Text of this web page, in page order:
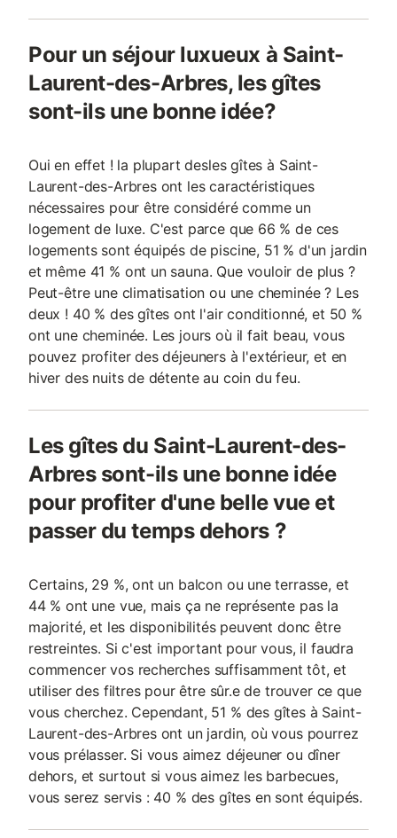
Pour un séjour luxueux à Saint-
Laurent-des-Arbres, les gîtes
sont-ils une bonne idée?
Oui en effet ! la plupart desles gîtes à Saint-
Laurent-des-Arbres ont les caractéristiques
nécessaires pour être considéré comme un
logement de luxe. C'est parce que 66 % de ces
logements sont équipés de piscine, 51 % d'un jardin
et même 41 % ont un sauna. Que vouloir de plus ?
Peut-être une climatisation ou une cheminée ? Les
deux ! 40 % des gîtes ont l'air conditionné, et 50 %
ont une cheminée. Les jours où il fait beau, vous
pouvez profiter des déjeuners à l'extérieur, et en
hiver des nuits de détente au coin du feu.
Les gîtes du Saint-Laurent-des-
Arbres sont-ils une bonne idée
pour profiter d'une belle vue et
passer du temps dehors ?
Certains, 29 %, ont un balcon ou une terrasse, et
44 % ont une vue, mais ça ne représente pas la
majorité, et les disponibilités peuvent donc être
restreintes. Si c'est important pour vous, il faudra
commencer vos recherches suffisamment tôt, et
utiliser des filtres pour être sûr.e de trouver ce que
vous cherchez. Cependant, 51 % des gîtes à Saint-
Laurent-des-Arbres ont un jardin, où vous pourrez
vous prélasser. Si vous aimez déjeuner ou dîner
dehors, et surtout si vous aimez les barbecues,
vous serez servis : 40 % des gîtes en sont équipés.